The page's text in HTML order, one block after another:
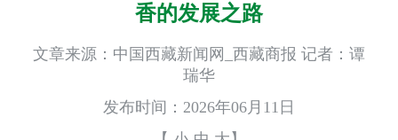
香的发展之路
文章来源：中国西藏新闻网_西藏商报 记者：谭
瑞华
发布时间：2026年06月11日